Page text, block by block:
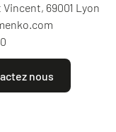
Vincent, 69001 Lyon
nous